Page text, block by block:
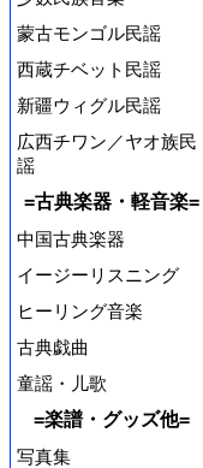
蒙古モンゴル民謡
西蔵チベット民謡
新疆ウィグル民謡
広西チワン／ヤオ族民
謡
=古典楽器・軽音楽=
中国古典楽器
イージーリスニング
ヒーリング音楽
古典戯曲
童謡・儿歌
=楽譜・グッズ他=
写真集